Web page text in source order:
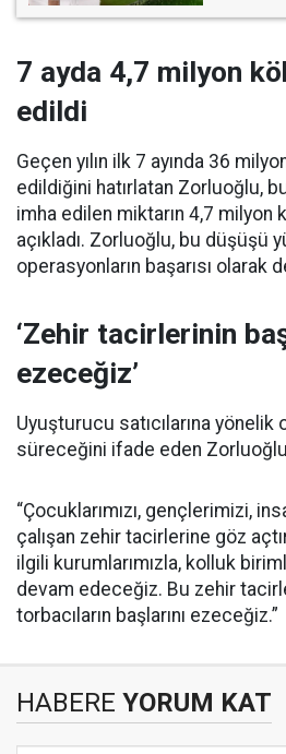
7 ayda 4,7 milyon
edildi
Geçen yılın ilk 7 ayında 36
edildiğini hatırlatan Zorluoğlu, bu
imha edilen miktarın 4,7 milyon
açıkladı. Zorluoğlu, bu düşüşü
operasyonların başarısı olarak
‘Zehir tacirlerinin
ezeceğiz’
Uyuşturucu satıcılarına yönelik
süreceğini ifade eden
“Çocuklarımızı, gençlerimizi,
çalışan zehir tacirlerine göz
ilgili kurumlarımızla, kolluk
devam edeceğiz. Bu zehir
torbacıların başlarını ezeceğiz.”
HABERE YORUM KAT